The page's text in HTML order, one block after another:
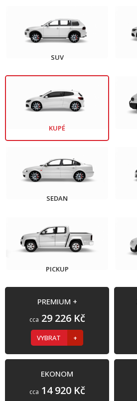
SUV
KUPÉ
SEDAN
PICKUP
PREMIUM +
cca 29 226 Kč
VYBRAT
EKONOM
cca 14 920 Kč